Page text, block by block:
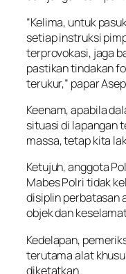
“Kelima, untuk
setiap instruksi
terprovokasi, jaga
pastikan tindakan
terukur,” papar
Keenam, apabila
situasi di lapangan
massa, tetap kita
Ketujuh, anggota
Mabes Polri tidak
disiplin perbatasan
objek dan
Kedelapan,
terutama alat
diketatkan.